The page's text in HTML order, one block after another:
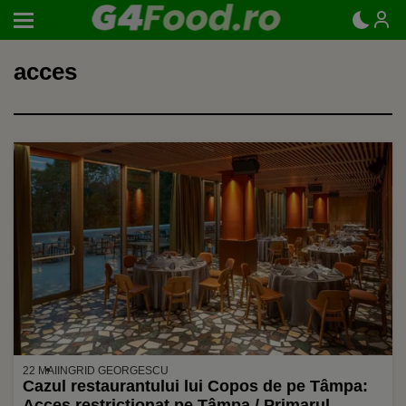
acces
22 MAI INGRID GEORGESCU
Cazul restaurantului lui Copos de pe Tâmpa: